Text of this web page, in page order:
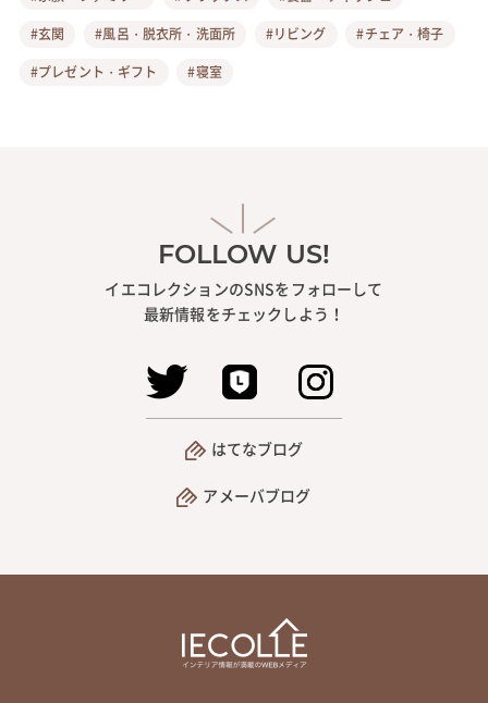
#玄関
#風呂・脱衣所・洗面所 #リビング
#チェア・椅子
#プレゼント・ギフト
#寝室
FOLLOW US!
イエコレクションのSNSをフォローして
最新情報をチェックしよう！
はてなブログ
アメーバブログ